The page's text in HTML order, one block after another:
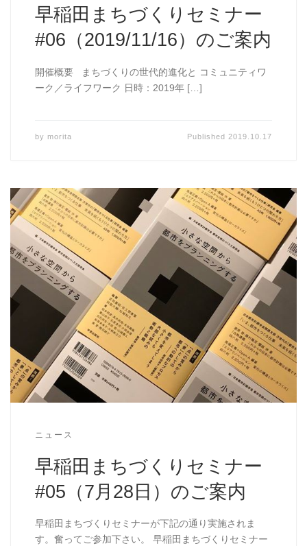
早稲田まちづくりセミナー
#06（2019/11/16）のご案内
開催概要 まちづくりの世代的進化と コミュニティワ
ーク／ライフワーク 日時：2019年 […]
by morita Published 2019.10.17
ニュース
早稲田まちづくりセミナー
#05（7月28日）のご案内
早稲田まちづくりセミナーが下記の通り実施されま
す。奮ってご参加下さい。 早稲田まちづくりセミナー